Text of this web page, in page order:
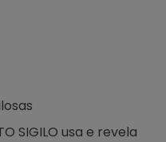
SIGILO usa e revela